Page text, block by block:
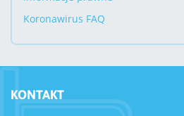
Koronawirus FAQ
KONTAKT